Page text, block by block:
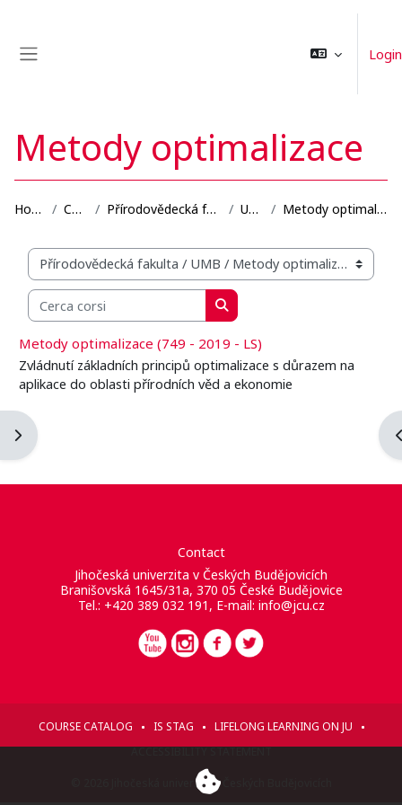
Login
Apri il cassetto del blocco
Metody optimalizace
Home Corsi Přírodovědecká fakulta UMB Metody optimalizace
Categorie di corso
Cerca corsi
Cerca corsi
Metody optimalizace (749 - 2019 - LS)
Zvládnutí základních principů optimalizace s důrazem na
aplikace do oblasti přírodních věd a ekonomie
Contact
Jihočeská univerzita v Českých Budějovicích
Branišovská 1645/31a, 370 05 České Budějovice
Tel.: +420 389 032 191, E-mail: info@jcu.cz
COURSE CATALOG IS STAG
LIFELONG LEARNING ON JU
ACCESSIBILITY STATEMENT
© 2026 Jihočeská univerzita v Českých Budějovicích